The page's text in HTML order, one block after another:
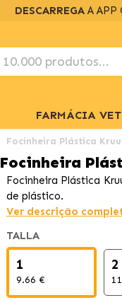
DESCARREGAA APP
FARMÁCIA
Focinheira Plástica
Focinheira
Focinheira Plástica
de plástico.
Ver descrição
TALLA
1
9.66 €
2